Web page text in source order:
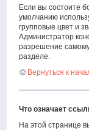
Если вы состоите
умолчанию
групповые цвет и
Администратор
разрешение
разделе.
Вернуться к
Что означает
На этой странице